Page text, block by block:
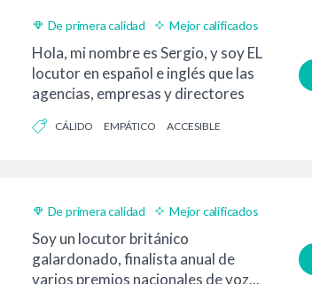
De primera calidad
Mejor calificados
Entrega 24h
Hola, mi nombre es Sergio, y soy EL
locutor en español e inglés que las
agencias, empresas y directores
CÁLIDO EMPÁTICO ACCESIBLE
De primera calidad Mejor calificados
Soy un locutor británico
galardonado, finalista anual de
varios premios nacionales de voz...